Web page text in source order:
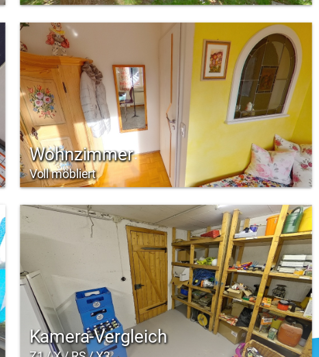
Wohnzimmer
Voll möbliert
Kamera-Vergleich